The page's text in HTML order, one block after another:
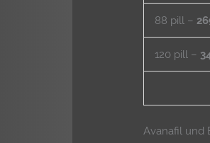
88 pill –
120 pill –
Avanafil und